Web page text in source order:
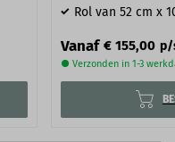
Rol van 52 cm x
Vanaf € 155,00 p/
● Verzonden in 1-3